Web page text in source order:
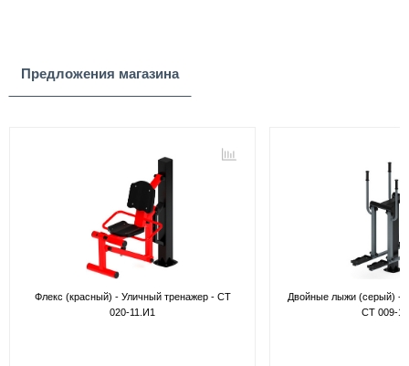
Предложения магазина
Флекс (красный) - Уличный тренажер - СТ
020-11.И1
Двойные лыжи (серый) -
СТ 009-